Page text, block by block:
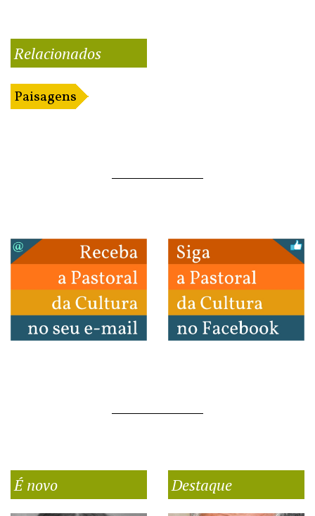
Relacionados
Paisagens
É novo Destaque